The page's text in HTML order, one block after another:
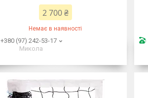
2 700 ₴
Немає в наявності
+380 (97) 242-53-17
Микола